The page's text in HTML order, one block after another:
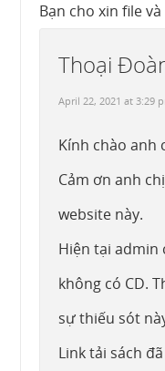
Bạn cho xin file và
Thoại
April 22, 2021 at 3:29
Kính chào anh
Cảm ơn anh
website này.
Hiện tại admin
không có CD.
sự thiếu sót
Link tải sách